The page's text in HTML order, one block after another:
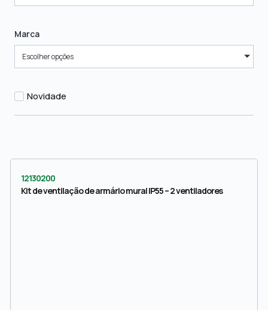
Marca
Escolher opções
Novidade
12130200
Kit de ventilação de armário mural IP55 – 2 ventiladores